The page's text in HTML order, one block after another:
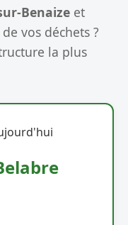
Benaize et
vos déchets ?
la plus